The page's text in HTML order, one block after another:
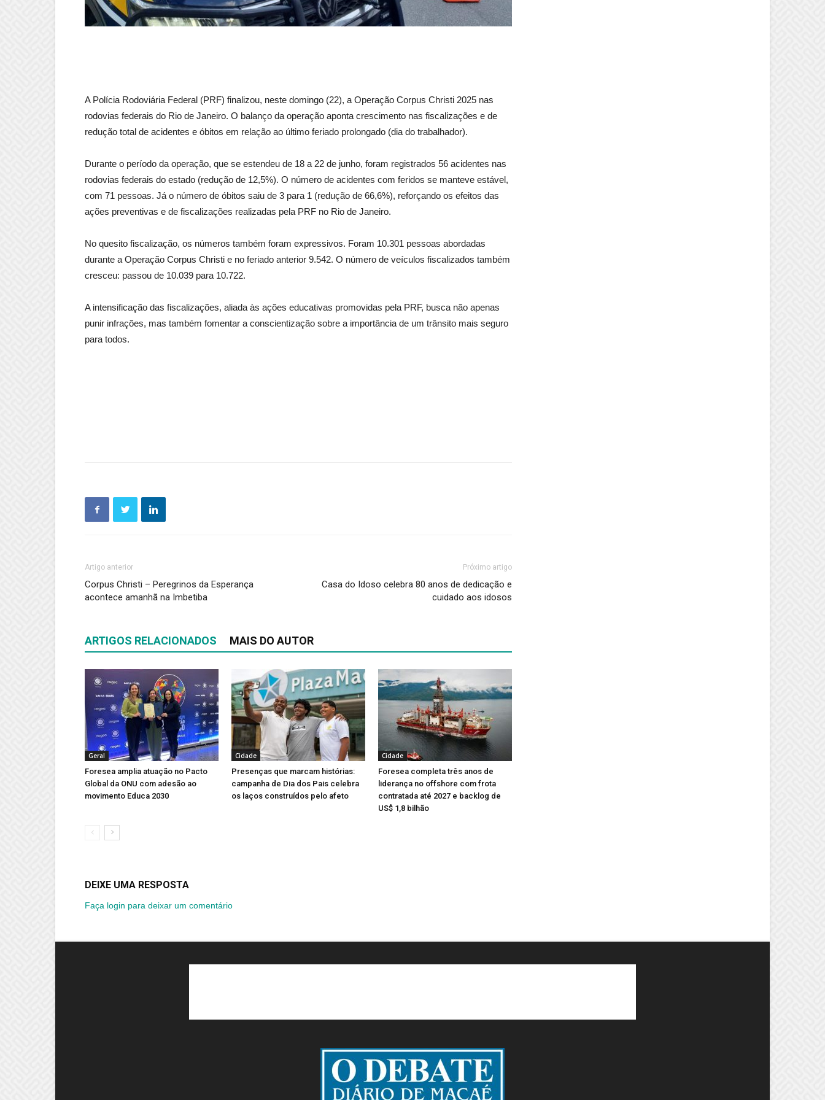
A Polícia Rodoviária Federal (PRF) finalizou, neste domingo (22), a Operação Corpus Christi 2025 nas
rodovias federais do Rio de Janeiro. O balanço da operação aponta crescimento nas fiscalizações e de
redução total de acidentes e óbitos em relação ao último feriado prolongado (dia do trabalhador).
Durante o período da operação, que se estendeu de 18 a 22 de junho, foram registrados 56 acidentes nas
rodovias federais do estado (redução de 12,5%). O número de acidentes com feridos se manteve estável,
com 71 pessoas. Já o número de óbitos saiu de 3 para 1 (redução de 66,6%), reforçando os efeitos das
ações preventivas e de fiscalizações realizadas pela PRF no Rio de Janeiro.
No quesito fiscalização, os números também foram expressivos. Foram 10.301 pessoas abordadas
durante a Operação Corpus Christi e no feriado anterior 9.542. O número de veículos fiscalizados também
cresceu: passou de 10.039 para 10.722.
A intensificação das fiscalizações, aliada às ações educativas promovidas pela PRF, busca não apenas
punir infrações, mas também fomentar a conscientização sobre a importância de um trânsito mais seguro
para todos.
Artigo anterior
Corpus Christi – Peregrinos da Esperança
acontece amanhã na Imbetiba
Próximo artigo
Casa do Idoso celebra 80 anos de dedicação e
cuidado aos idosos
ARTIGOS RELACIONADOS MAIS DO AUTOR
Geral
Foresea amplia atuação no Pacto
Global da ONU com adesão ao
movimento Educa 2030
Cidade
Presenças que marcam histórias:
campanha de Dia dos Pais celebra
os laços construídos pelo afeto
Cidade
Foresea completa três anos de
liderança no offshore com frota
contratada até 2027 e backlog de
US$ 1,8 bilhão
DEIXE UMA RESPOSTA
Faça login para deixar um comentário